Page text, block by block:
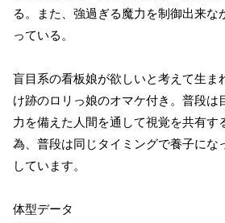
る。また、強過ぎる魔力を制御出来な
っている。
盲目系の看板娘が欲しいと考えて生ま
け跡のロリっ娘のオマケ付き。普段は
力を備えた人間を通して視覚を共有す
為、普段は同じタイミングで養子にな
しています。
体型データ